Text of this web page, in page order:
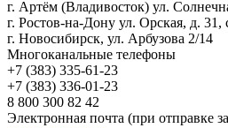
г. Артём (Владивосток) ул.
г. Ростов-на-Дону ул. Орская, д. 31,
г. Новосибирск, ул. Арбузова 2/14
Многоканальные телефоны
+7 (383) 335-61-23
+7 (383) 336-01-23
8 800 300 82 42
Электронная почта (при отправке